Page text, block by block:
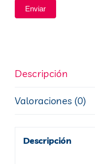
Enviar
Descripción
Valoraciones (0)
Descripción